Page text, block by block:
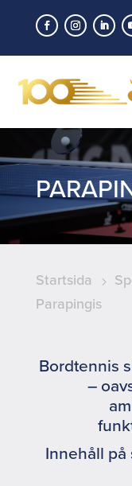
Startsida 5
Parapingis
Bordtennis
–
Innehåll på